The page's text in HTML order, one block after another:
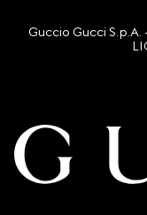
© 2016 - 2025 Guccio